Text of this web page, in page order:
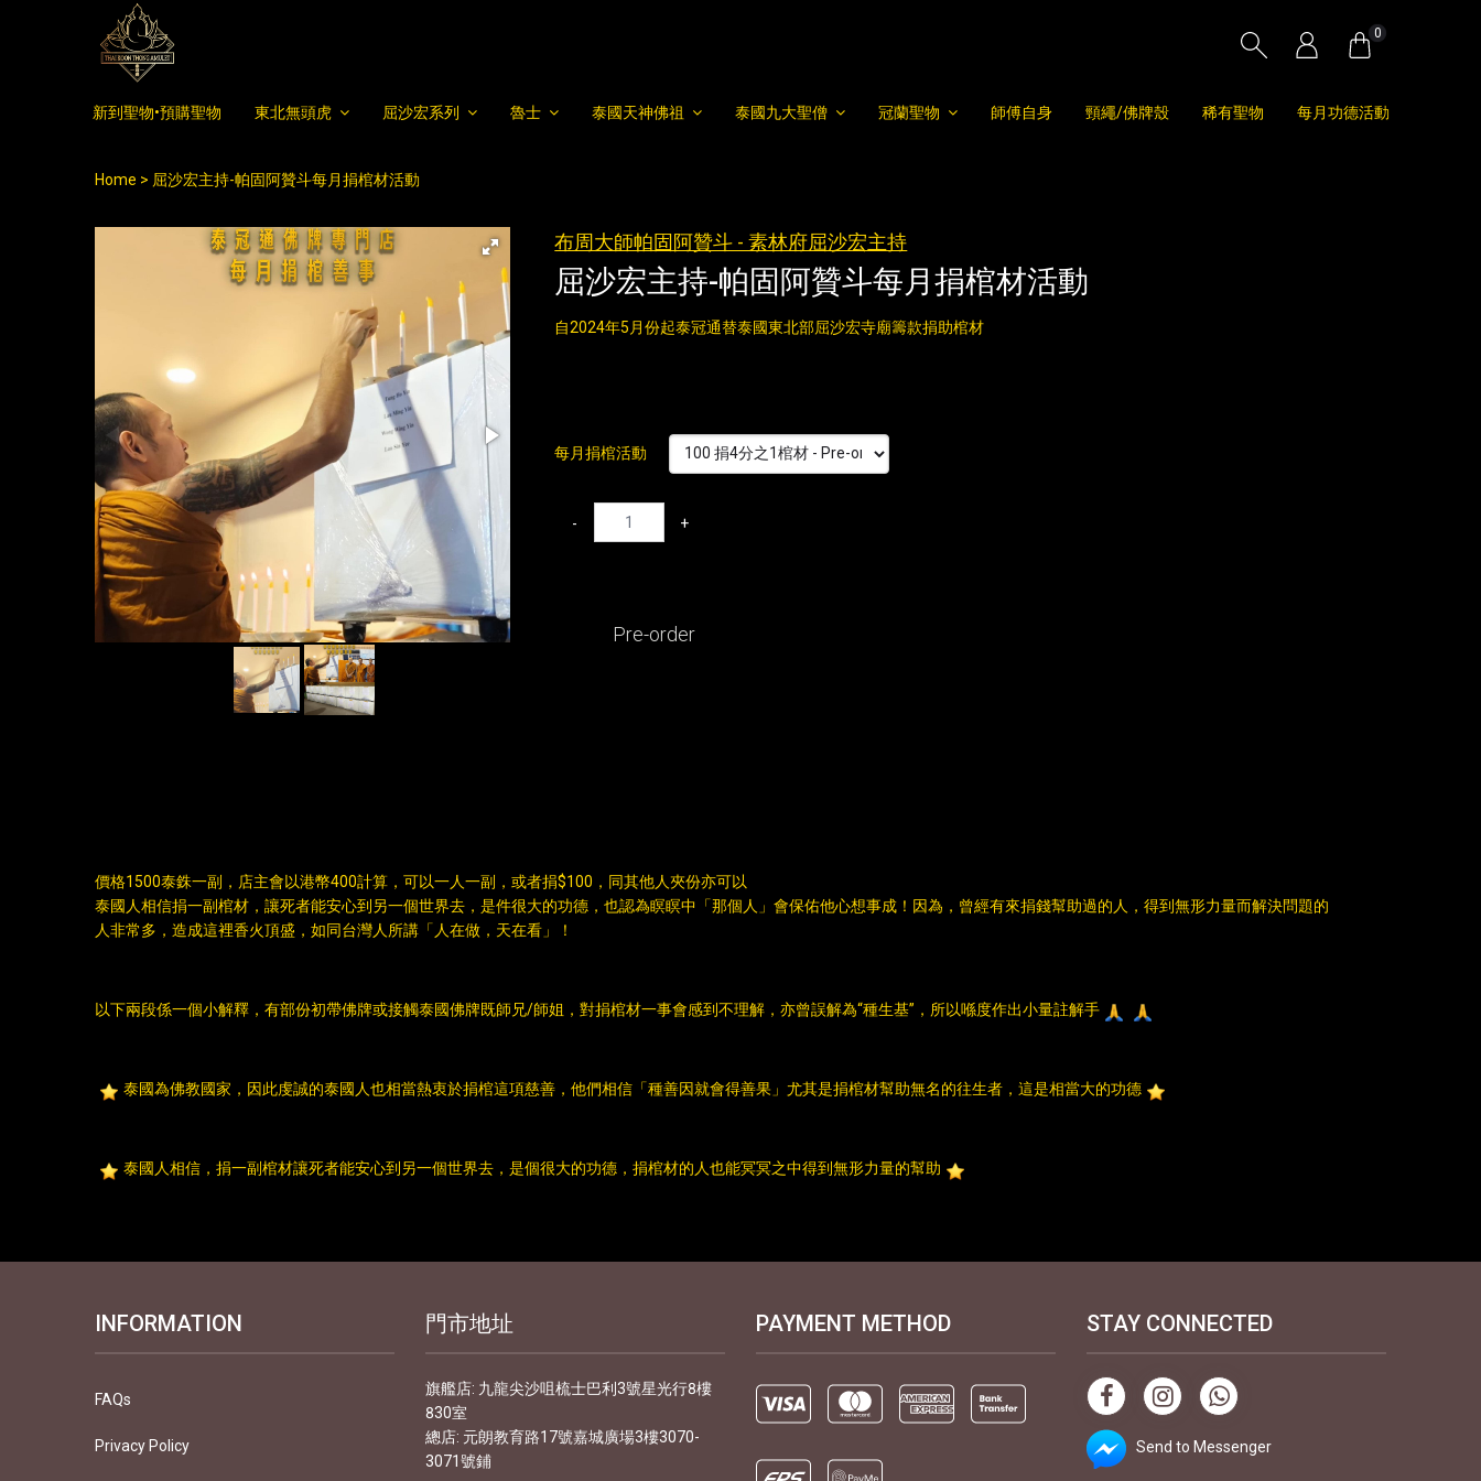
0
新到聖物•預購聖物 東北無頭虎 屈沙宏系列 魯士 泰國天神佛祖 泰國九大聖僧 冠蘭聖物 師傅自身 頸繩/佛牌殼 稀有聖物 每月功德活動
Home 屈沙宏主持-帕固阿贊斗每月捐棺材活動
布周大師帕固阿贊斗 - 素林府屈沙宏主持
屈沙宏主持-帕固阿贊斗每月捐棺材活動
自2024年5月份起泰冠通替泰國東北部屈沙宏寺廟籌款捐助棺材
每月捐棺活動
- +
Pre-order
價格1500泰銖一副，店主會以港幣400計算，可以一人一副，或者捐$100，同其他人夾份亦可以
泰國人相信捐一副棺材，讓死者能安心到另一個世界去，是件很大的功德，也認為瞑瞑中「那個人」會保佑他心想事成！因為，曾經有來捐錢幫助過的人，得到無形力量而解決問題的
人非常多，造成這裡香火頂盛，如同台灣人所講「人在做，天在看」！
以下兩段係一個小解釋，有部份初帶佛牌或接觸泰國佛牌既師兄/師姐，對捐棺材一事會感到不理解，亦曾誤解為“種生基”，所以喺度作出小量註解手
泰國為佛教國家，因此虔誠的泰國人也相當熱衷於捐棺這項慈善，他們相信「種善因就會得善果」尤其是捐棺材幫助無名的往生者，這是相當大的功德
泰國人相信，捐一副棺材讓死者能安心到另一個世界去，是個很大的功德，捐棺材的人也能冥冥之中得到無形力量的幫助
INFORMATION
FAQs
Privacy Policy
門市地址
旗艦店: 九龍尖沙咀梳士巴利3號星光行8樓
830室
總店: 元朗教育路17號嘉城廣場3樓3070-
3071號鋪
PAYMENT METHOD STAY CONNECTED
Send to Messenger